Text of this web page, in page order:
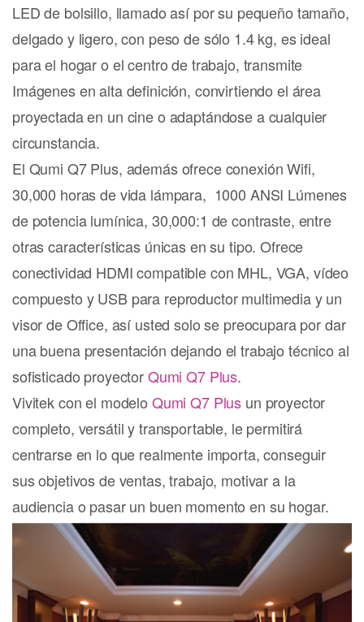
LED de bolsillo, llamado así por su pequeño tamaño,
delgado y ligero, con peso de sólo 1.4 kg, es ideal
para el hogar o el centro de trabajo, transmite
Imágenes en alta definición, convirtiendo el área
proyectada en un cine o adaptándose a cualquier
circunstancia.
El Qumi Q7 Plus, además ofrece conexión Wifi,
30,000 horas de vida lámpara, 1000 ANSI Lúmenes
de potencia lumínica, 30,000:1 de contraste, entre
otras características únicas en su tipo. Ofrece
conectividad HDMI compatible con MHL, VGA, vídeo
compuesto y USB para reproductor multimedia y un
visor de Office, así usted solo se preocupara por dar
una buena presentación dejando el trabajo técnico al
sofisticado proyectorQumi Q7 Plus.
Vivitek con el modelo Qumi Q7 Plus un proyector
completo, versátil y transportable, le permitirá
centrarse en lo que realmente importa, conseguir
sus objetivos de ventas, trabajo, motivar a la
audiencia o pasar un buen momento en su hogar.